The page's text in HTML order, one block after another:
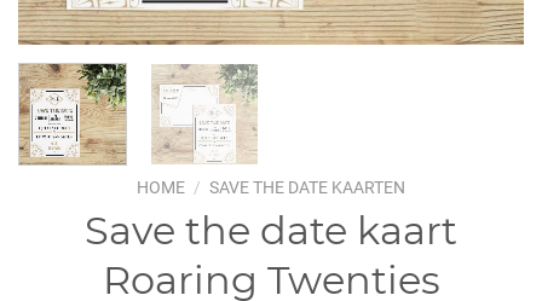
HOME / SAVE THE DATE KAARTEN
Save the date kaart
Roaring Twenties